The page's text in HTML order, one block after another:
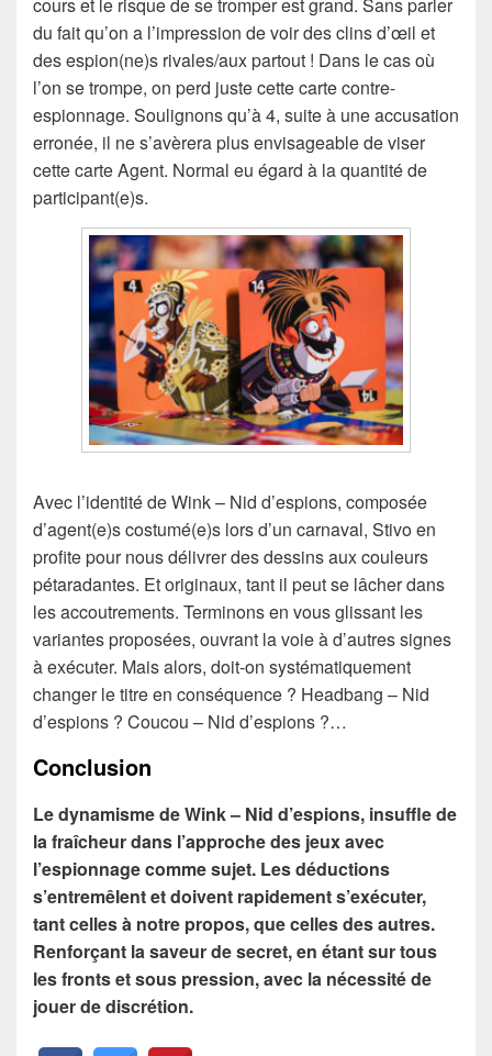
cours et le risque de se tromper est grand. Sans parler
du fait qu’on a l’impression de voir des clins d’œil et
des espion(ne)s rivales/aux partout ! Dans le cas où
l’on se trompe, on perd juste cette carte contre-
espionnage. Soulignons qu’à 4, suite à une accusation
erronée, il ne s’avèrera plus envisageable de viser
cette carte Agent. Normal eu égard à la quantité de
participant(e)s.
Avec l’identité de Wink – Nid d’espions, composée
d’agent(e)s costumé(e)s lors d’un carnaval, Stivo en
profite pour nous délivrer des dessins aux couleurs
pétaradantes. Et originaux, tant il peut se lâcher dans
les accoutrements. Terminons en vous glissant les
variantes proposées, ouvrant la voie à d’autres signes
à exécuter. Mais alors, doit-on systématiquement
changer le titre en conséquence ? Headbang – Nid
d’espions ? Coucou – Nid d’espions ?…
Conclusion
Le dynamisme de Wink – Nid d’espions, insuffle de
la fraîcheur dans l’approche des jeux avec
l’espionnage comme sujet. Les déductions
s’entremêlent et doivent rapidement s’exécuter,
tant celles à notre propos, que celles des autres.
Renforçant la saveur de secret, en étant sur tous
les fronts et sous pression, avec la nécessité de
jouer de discrétion.